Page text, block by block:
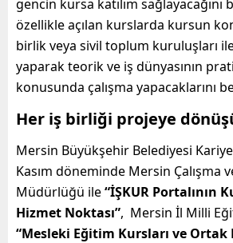
gencin kursa katılım sağlayacağını
özellikle açılan kurslarda kursun
birlik veya sivil toplum kuruluşları
yaparak teorik ve iş dünyasının
konusunda çalışma yapacaklarını
Her iş birliği projeye
Mersin Büyükşehir Belediyesi
Kasım döneminde Mersin Çalışma
Müdürlüğü ile“İŞKUR Portalının
Hizmet Noktası”, Mersin İl Milli
“Mesleki Eğitim Kursları ve Ortak